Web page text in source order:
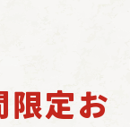
定お